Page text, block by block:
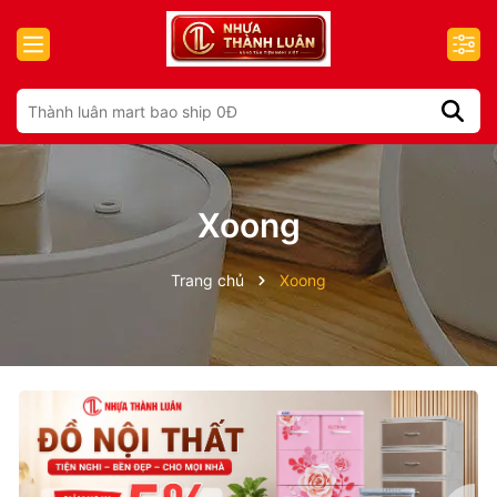
Xoong
Trang chủ Xoong